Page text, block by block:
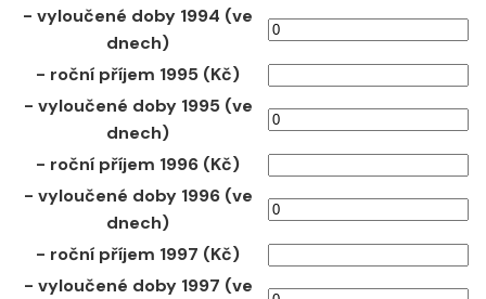
- vyloučené doby 1994 (ve
dnech)
- roční příjem 1995 (Kč)
- vyloučené doby 1995 (ve
dnech)
- roční příjem 1996 (Kč)
- vyloučené doby 1996 (ve
dnech)
- roční příjem 1997 (Kč)
- vyloučené doby 1997 (ve